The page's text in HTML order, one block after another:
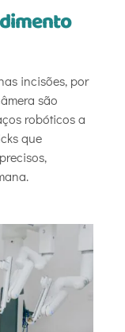
incisões, por
são
robóticos a
que